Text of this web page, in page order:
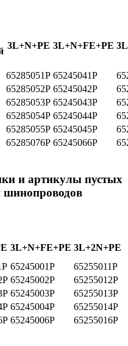
3L+N+PE 3L+N+FE+PE
65285051P 65245041P
65285052P 65245042P
65285053P 65245043P
65285054P 65245044P
65285055P 65245045P
65285076P 65245066P
и артикулы пустых
шинопроводов
3L+N+FE+PE 3L+2N+PE
65245001P
65255011P
65245002P
65255012P
65245003P
65255013P
65245004P
65255014P
65245006P 65255016P